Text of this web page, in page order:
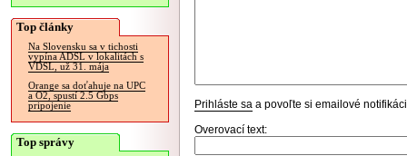
Top články
Na Slovensku sa v tichosti
vypína ADSL v lokalitách s
VDSL, už 31. mája
Orange sa doťahuje na UPC
a O2, spustí 2.5 Gbps
pripojenie
Top správy
Prihláste sa a povoľte si emailové
Overovací text: